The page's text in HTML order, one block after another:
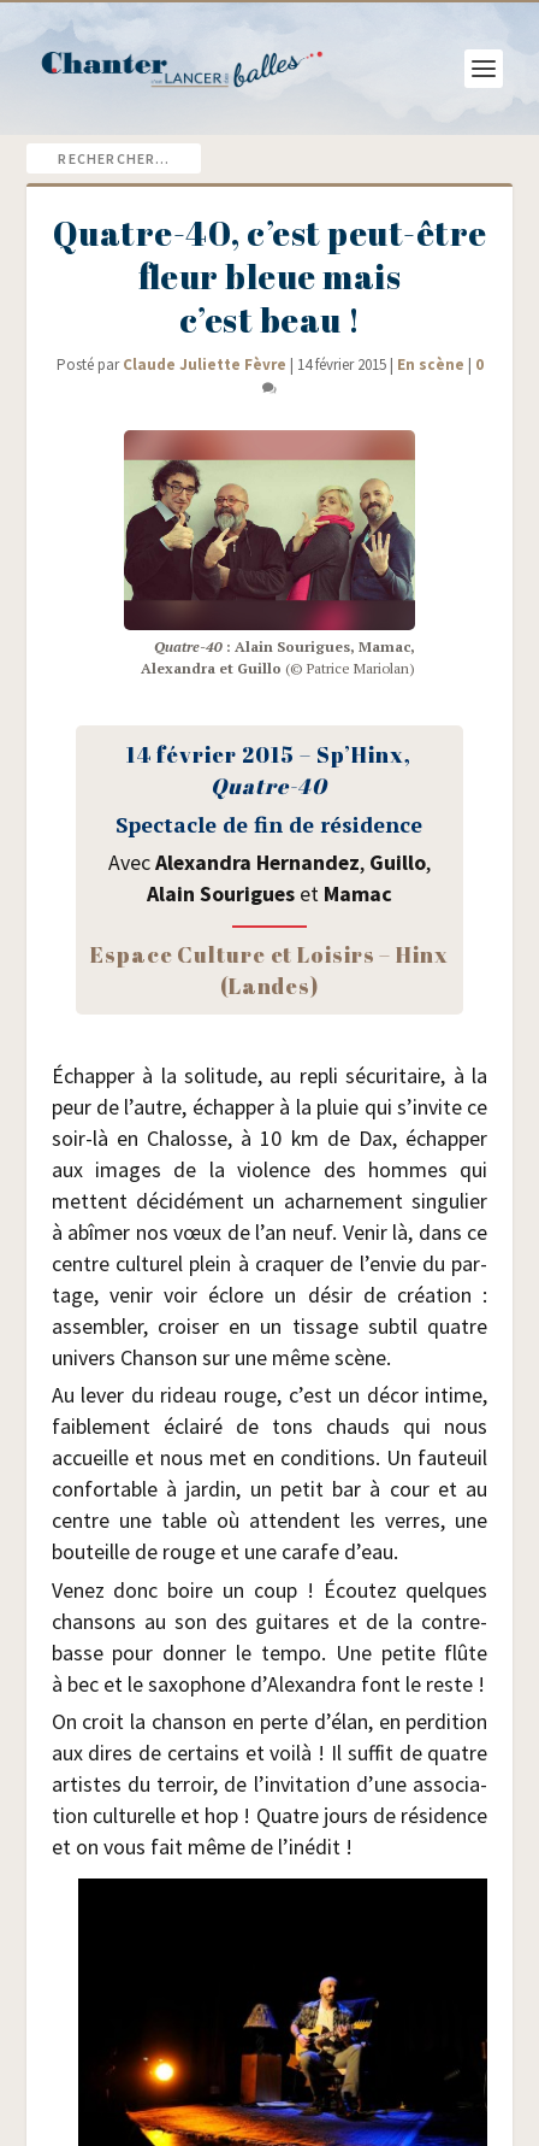
Quatre-40, c’est peut-être
fleur bleue mais
c’est beau !
Posté parClaude Juliette Fèvre | 14 février 2015| En scène | 0
Quatre-40 : Alain Sou­rigues, Mamac,
Alexan­dra et Guillo (© Patrice Mariolan)
14 février 2015 – Sp’­Hinx,
Quatre-40
Spec­tacle de fin de résidence
AvecAlexan­dra Her­nan­dez, Guillo,
Alain Sou­riguesetMamac
Espace Culture et Loi­sirs – Hinx
(Landes)
Échap­per à la soli­tude, au repli sécu­ri­taire, à la
peur de l’autre, échap­per à la pluie qui s’invite ce
soir-là en Cha­losse, à 10 km de Dax, échap­per
aux images de la vio­lence des hommes qui
mettent déci­dé­ment un achar­ne­ment sin­gu­lier
à abî­mer nos vœux de l’an neuf. Venir là, dans ce
centre cultu­rel plein à cra­quer de l’envie du par­
tage, venir voir éclore un désir de créa­tion :
assem­bler, croi­ser en un tis­sage sub­til quatre
uni­vers Chan­son sur une même scène.
Au lever du rideau rouge, c’est un décor intime,
fai­ble­ment éclai­ré de tons chauds qui nous
accueille et nous met en condi­tions. Un fau­teuil
confor­table à jar­din, un petit bar à cour et au
centre une table où attendent les verres, une
bou­teille de rouge et une carafe d’eau.
Venez donc boire un coup ! Écou­tez quelques
chan­sons au son des gui­tares et de la contre­
basse pour don­ner le tem­po. Une petite flûte
à bec et le saxo­phone d’Alexandra font le reste !
On croit la chan­son en perte d’élan, en per­di­tion
aux dires de cer­tains et voi­là ! Il suf­fit de quatre
artistes du ter­roir, de l’invitation d’une asso­cia­
tion cultu­relle et hop ! Quatre jours de rési­dence
et on vous fait même de l’inédit !